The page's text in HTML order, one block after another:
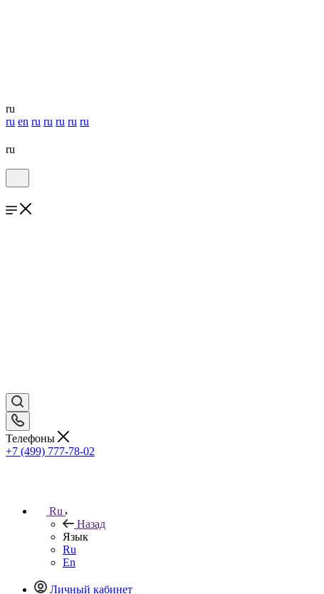
ru
ru en ru ru ru ru ru
ru
Телефоны
+7 (499) 777-78-02
Ru
Назад
Язык
Ru
En
Личный кабинет